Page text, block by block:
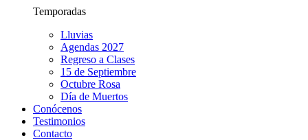
Temporadas
Lluvias
Agendas 2027
Regreso a Clases
15 de Septiembre
Octubre Rosa
Día de Muertos
Conócenos
Testimonios
Contacto